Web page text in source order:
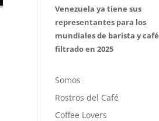
Venezuela ya tiene sus
representantes para los
mundiales de barista y café
filtrado en 2025
Somos
Rostros del Café
Coffee Lovers